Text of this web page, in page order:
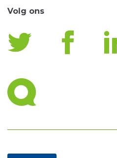
Volg ons